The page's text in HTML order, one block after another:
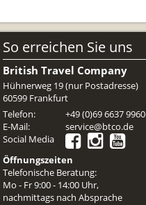
So erreichen Sie uns
British Travel Company
Hühnerweg 19 (nur Postadresse)
60599 Frankfurt
Telefon:
+49 (0)69 6637 9960
E-Mail:
service@btco.de
Social Media
Öffnungszeiten
Telefonische Beratung:
Mo - Fr 9:00 - 14:00 Uhr,
nachmittags nach Absprache